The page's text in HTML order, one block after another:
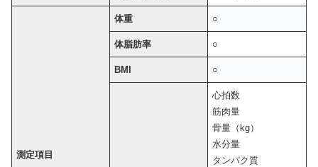
測定項目
体重 ○
体脂肪率 ○
BMI ○
心拍数
筋肉量
骨量（kg）
水分量
タンパク質